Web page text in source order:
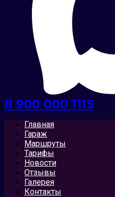
8 900 000 1115
Главная
Гараж
Маршруты
Тарифы
Новости
Отзывы
Галерея
Контакты